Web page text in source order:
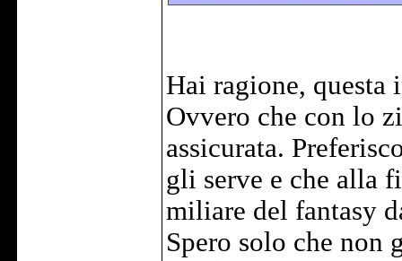
Hai ragione, questa
Ovvero che con lo
assicurata.
gli serve e che alla
miliare del fantasy
Spero solo che non